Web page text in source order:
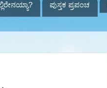
ಪುಸ್ತಕ ಪ್ರಪಂಚ